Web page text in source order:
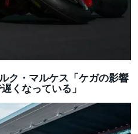
ク・マルケス「ケガの影響
くなっている」